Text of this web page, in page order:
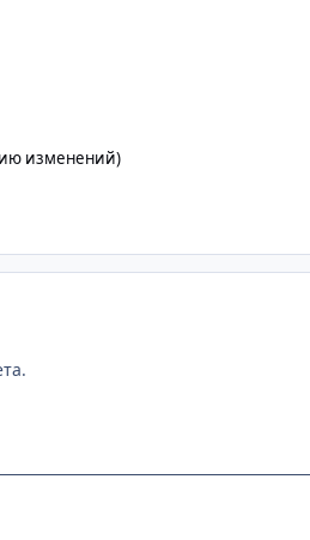
изменений)